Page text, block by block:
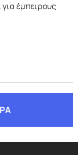
έμπειρους